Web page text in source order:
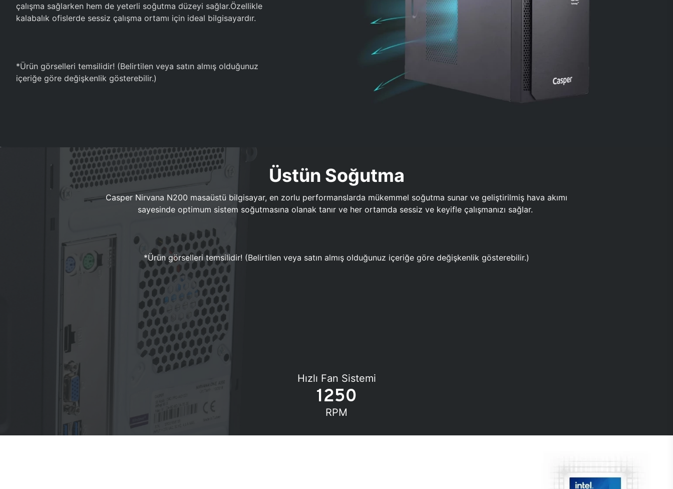
çalışma sağlarken hem de yeterli soğutma düzeyi sağlar.Özellikle
kalabalık ofislerde sessiz çalışma ortamı için ideal bilgisayardır.
*Ürün görselleri temsilidir! (Belirtilen veya satın almış olduğunuz
içeriğe göre değişkenlik gösterebilir.)
Üstün Soğutma
Casper Nirvana N200 masaüstü bilgisayar, en zorlu performanslarda mükemmel soğutma sunar ve geliştirilmiş hava akımı
sayesinde optimum sistem soğutmasına olanak tanır ve her ortamda sessiz ve keyifle çalışmanızı sağlar.
*Ürün görselleri temsilidir! (Belirtilen veya satın almış olduğunuz içeriğe göre değişkenlik gösterebilir.)
Hızlı Fan Sistemi
1250
RPM